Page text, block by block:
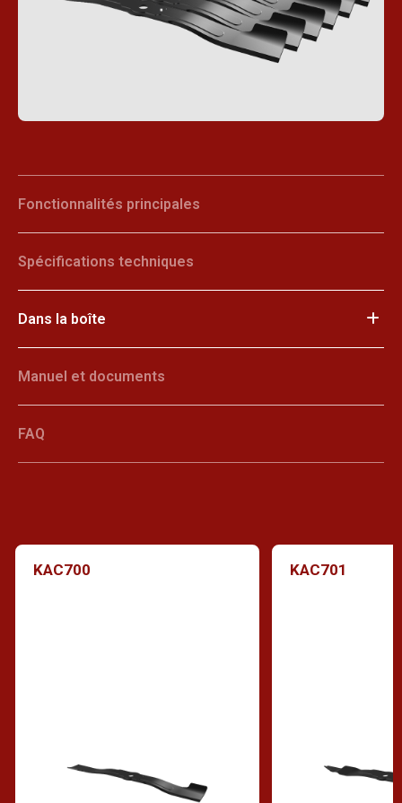
Fonctionnalités principales
Spécifications techniques
Dans la boîte
Manuel et documents
FAQ
KAC700 KAC701